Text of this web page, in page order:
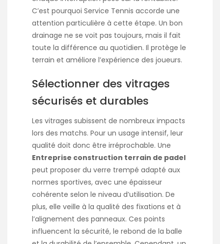
C’est pourquoi Service Tennis accorde une
attention particulière à cette étape. Un bon
drainage ne se voit pas toujours, mais il fait
toute la différence au quotidien. Il protège le
terrain et améliore l’expérience des joueurs.
Sélectionner des vitrages
sécurisés et durables
Les vitrages subissent de nombreux impacts
lors des matchs. Pour un usage intensif, leur
qualité doit donc être irréprochable. Une
Entreprise construction terrain de padel
peut proposer du verre trempé adapté aux
normes sportives, avec une épaisseur
cohérente selon le niveau d’utilisation. De
plus, elle veille à la qualité des fixations et à
l’alignement des panneaux. Ces points
influencent la sécurité, le rebond de la balle